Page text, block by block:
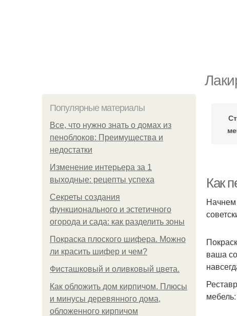
Популярные материалы
Все, что нужно знать о домах из
пеноблоков: Преимущества и
недостатки
Изменение интерьера за 1
выходные: рецепты успеха
Секреты создания
функционального и эстетичного
огорода и сада: как разделить зоны
Покраска плоского шифера. Можно
ли красить шифер и чем?
Фисташковый и оливковый цвета.
Как обложить дом кирпичом. Плюсы
и минусы деревянного дома,
обложенного кирпичом
Как
Начнем
ваша
мебель: